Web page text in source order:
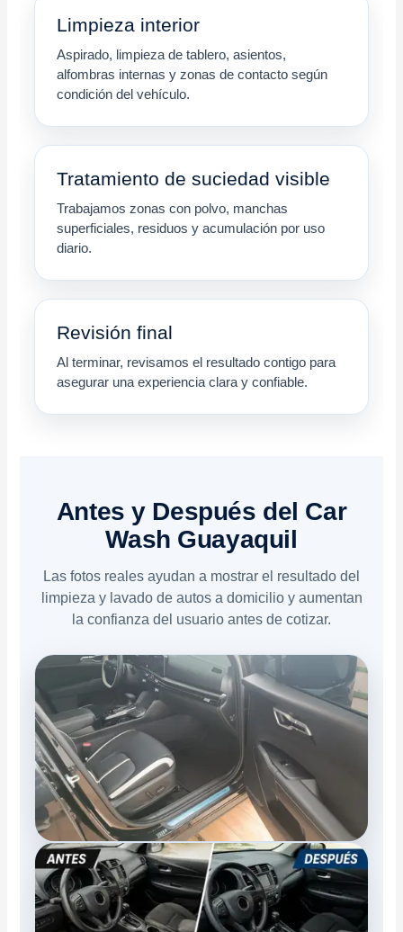
Limpieza interior
Aspirado, limpieza de tablero, asientos,
alfombras internas y zonas de contacto según
condición del vehículo.
Tratamiento de suciedad visible
Trabajamos zonas con polvo, manchas
superficiales, residuos y acumulación por uso
diario.
Revisión final
Al terminar, revisamos el resultado contigo para
asegurar una experiencia clara y confiable.
Antes y Después del Car
Wash Guayaquil
Las fotos reales ayudan a mostrar el resultado del
limpieza y lavado de autos a domicilio y aumentan
la confianza del usuario antes de cotizar.